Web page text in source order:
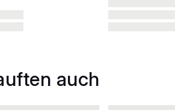
auch